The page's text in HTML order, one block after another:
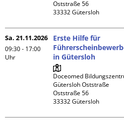
Oststraße 56
Sa. 21.11.2026
09:30 - 17:00
Uhr
Erste Hilfe für
in Gütersloh
Doceomed
Gütersloh Oststraße
Oststraße 56